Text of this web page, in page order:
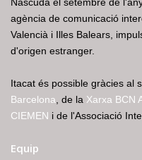
Nascuda el setembre de
agència de comunicació
Valencià i Illes Balears,
d'origen estranger.
Itacat és possible gràcies al
Barcelona, de la Xarxa BCN
CIEMEN i de l'Associació
Equip